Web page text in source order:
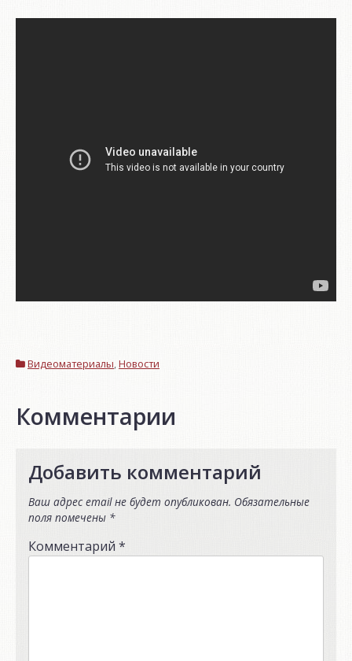
Видеоматериалы,Новости
Комментарии
Добавить комментарий
Ваш адрес email не будет опубликован. Обязательные
поля помечены *
Комментарий *